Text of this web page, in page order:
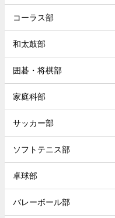
コーラス部
和太鼓部
囲碁・将棋部
家庭科部
サッカー部
ソフトテニス部
卓球部
バレーボール部